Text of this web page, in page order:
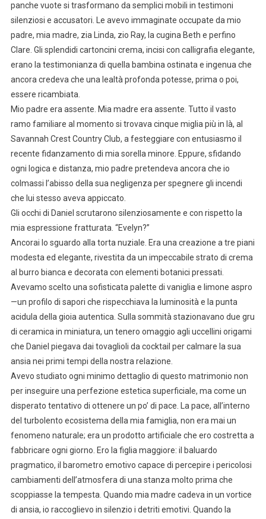
panche vuote si trasformano da semplici mobili in testimoni
silenziosi e accusatori. Le avevo immaginate occupate da mio
padre, mia madre, zia Linda, zio Ray, la cugina Beth e perfino
Clare. Gli splendidi cartoncini crema, incisi con calligrafia elegante,
erano la testimonianza di quella bambina ostinata e ingenua che
ancora credeva che una lealtà profonda potesse, prima o poi,
essere ricambiata.
Mio padre era assente. Mia madre era assente. Tutto il vasto
ramo familiare al momento si trovava cinque miglia più in là, al
Savannah Crest Country Club, a festeggiare con entusiasmo il
recente fidanzamento di mia sorella minore. Eppure, sfidando
ogni logica e distanza, mio padre pretendeva ancora che io
colmassi l’abisso della sua negligenza per spegnere gli incendi
che lui stesso aveva appiccato.
Gli occhi di Daniel scrutarono silenziosamente e con rispetto la
mia espressione fratturata. “Evelyn?”
Ancorai lo sguardo alla torta nuziale. Era una creazione a tre piani
modesta ed elegante, rivestita da un impeccabile strato di crema
al burro bianca e decorata con elementi botanici pressati.
Avevamo scelto una sofisticata palette di vaniglia e limone aspro
—un profilo di sapori che rispecchiava la luminosità e la punta
acidula della gioia autentica. Sulla sommità stazionavano due gru
di ceramica in miniatura, un tenero omaggio agli uccellini origami
che Daniel piegava dai tovaglioli da cocktail per calmare la sua
ansia nei primi tempi della nostra relazione.
Avevo studiato ogni minimo dettaglio di questo matrimonio non
per inseguire una perfezione estetica superficiale, ma come un
disperato tentativo di ottenere un po’ di pace. La pace, all’interno
del turbolento ecosistema della mia famiglia, non era mai un
fenomeno naturale; era un prodotto artificiale che ero costretta a
fabbricare ogni giorno. Ero la figlia maggiore: il baluardo
pragmatico, il barometro emotivo capace di percepire i pericolosi
cambiamenti dell’atmosfera di una stanza molto prima che
scoppiasse la tempesta. Quando mia madre cadeva in un vortice
di ansia, io raccoglievo in silenzio i detriti emotivi. Quando la